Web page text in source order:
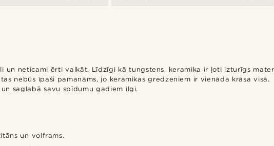
un neticami ērti valkāt. Līdzīgi kā tungstens, keramika ir ļoti izturīgs
nebūs īpaši pamanāms, jo keramikas gredzeniem ir vienāda krāsa visā.
saglabā savu spīdumu gadiem ilgi.
un volframs.